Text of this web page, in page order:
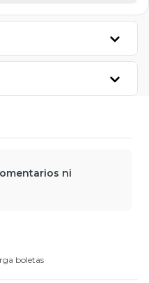
ni
boletas